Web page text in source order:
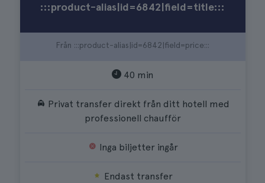
:::product-alias|id=6842|field=title:::
Från :::product-alias|id=6842|field=price:::
40 min
Privat transfer direkt från ditt hotell med
professionell chaufför
Inga biljetter ingår
Endast transfer